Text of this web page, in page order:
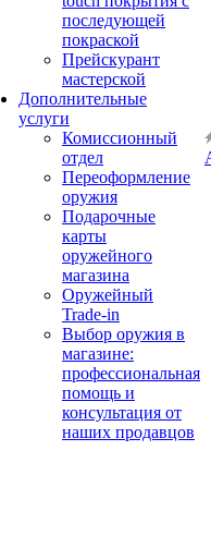
последующей
покраской
Прейскурант
мастерской
Дополнительные
услуги
Комиссионный
отдел
Переоформление
оружия
Подарочные
карты
оружейного
магазина
Оружейный
Trade-in
Выбор оружия в
магазине:
профессиональная
помощь и
консультация от
наших продавцов